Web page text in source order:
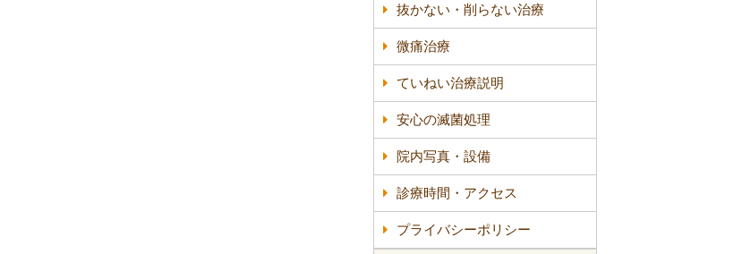
抜かない・削らない治療
微痛治療
ていねい治療説明
安心の滅菌処理
院内写真・設備
診療時間・アクセス
プライバシーポリシー